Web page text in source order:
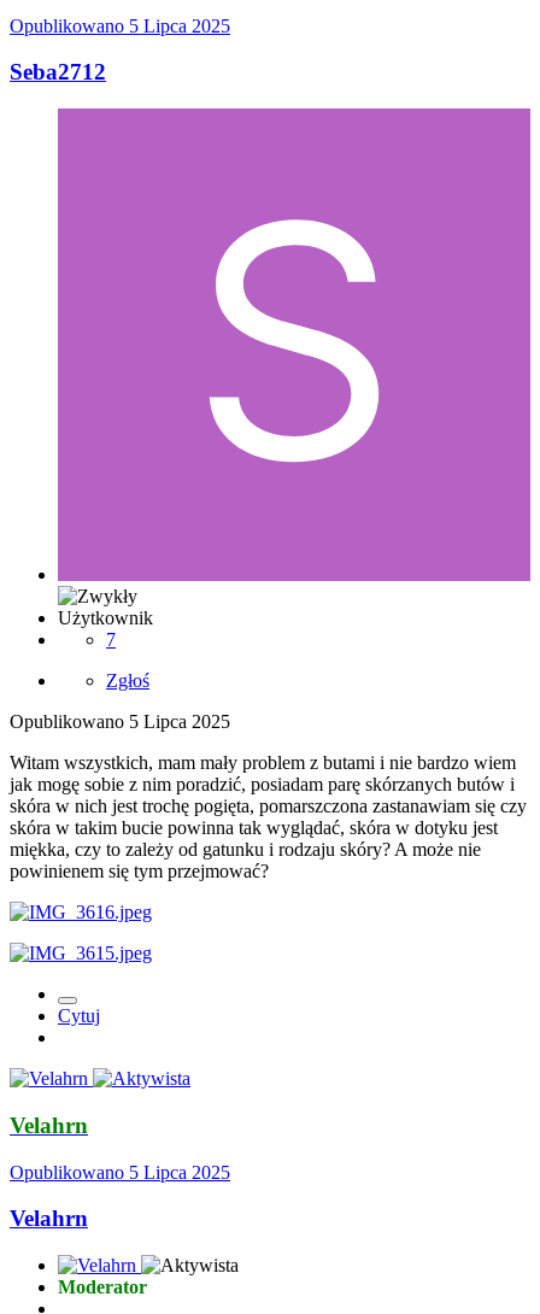
Opublikowano 5 Lipca 2025
Seba2712
Użytkownik
7
Zgłoś
Opublikowano 5 Lipca 2025
Witam wszystkich, mam mały problem z butami i nie bardzo wiem
jak mogę sobie z nim poradzić, posiadam parę skórzanych butów i
skóra w nich jest trochę pogięta, pomarszczona zastanawiam się czy
skóra w takim bucie powinna tak wyglądać, skóra w dotyku jest
miękka, czy to zależy od gatunku i rodzaju skóry? A może nie
powinienem się tym przejmować?
Cytuj
Velahrn
Opublikowano 5 Lipca 2025
Velahrn
Moderator